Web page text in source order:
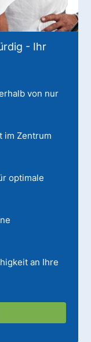
- Ihr
von nur
im Zentrum
optimale
an Ihre